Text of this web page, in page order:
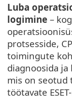
Luba
logimine –
protsesside,
toimingute
diagnoosida
mis on seotud
töötavate